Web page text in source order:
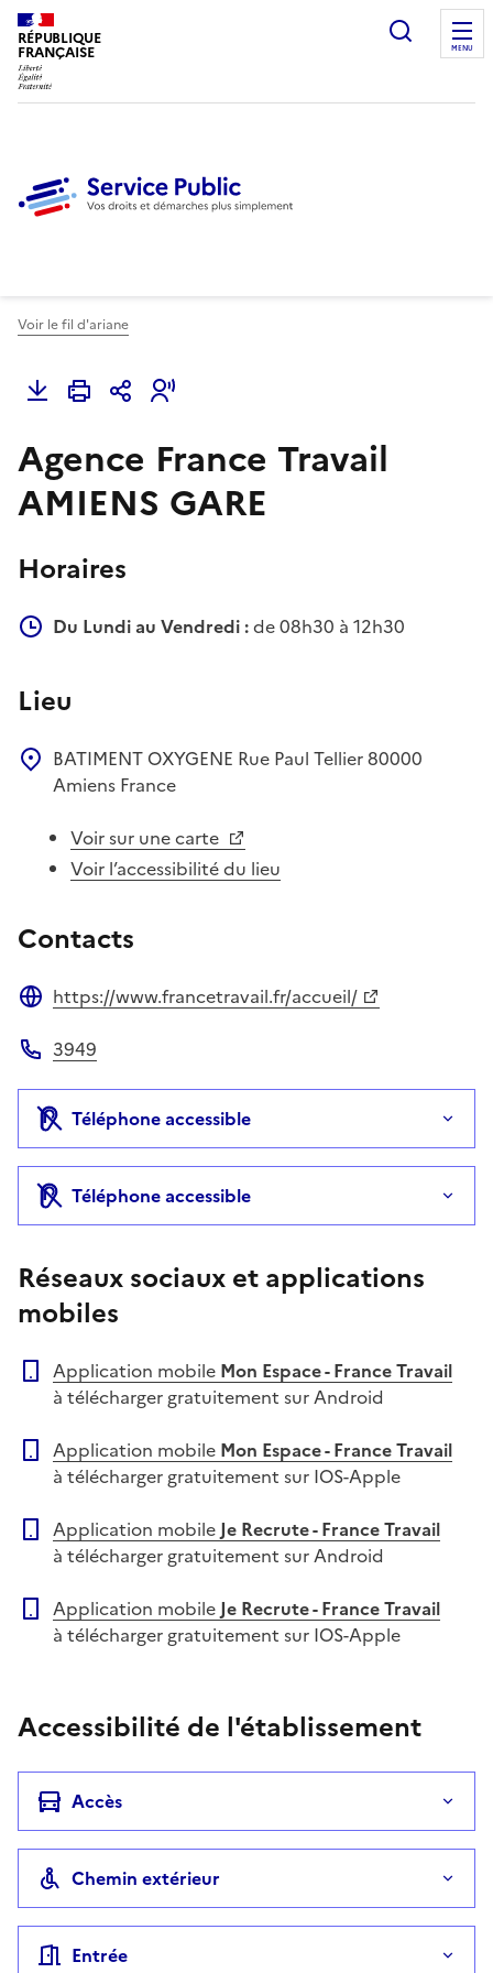
RÉPUBLIQUE
FRANÇAISE
Ouvrir
MENU
Voir le fil d'ariane
Agence France Travail
AMIENS GARE
Horaires
Du Lundi au Vendredi :de 08h30 à 12h30
Lieu
BATIMENT OXYGENE Rue Paul Tellier80000
Amiens France
Voir sur une carte
Voir l’accessibilité du lieu
Contacts
https://www.francetravail.fr/accueil/
3949
Téléphone accessible
Téléphone accessible
Réseaux sociaux et applications
mobiles
Application mobile Mon Espace - France Travail
à télécharger gratuitement sur Android
Application mobile Mon Espace - France Travail
à télécharger gratuitement sur IOS-Apple
Application mobile Je Recrute - France Travail
à télécharger gratuitement sur Android
Application mobile Je Recrute - France Travail
à télécharger gratuitement sur IOS-Apple
Accessibilité de l'établissement
Accès
Chemin extérieur
Entrée